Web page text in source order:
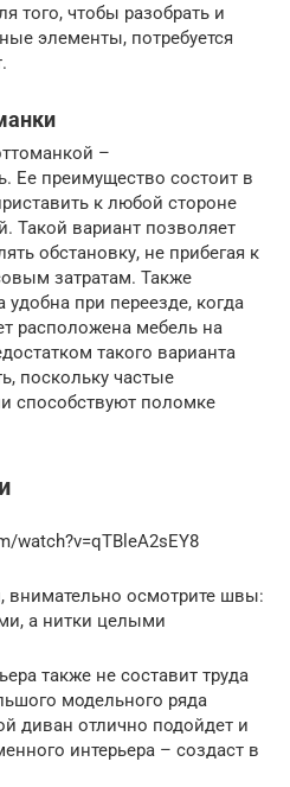
того, чтобы разобрать и
элементы, потребуется
–
Ее преимущество состоит в
к любой стороне
Такой вариант позволяет
обстановку, не прибегая к
затратам. Также
удобна при переезде, когда
расположена мебель на
такого варианта
поскольку частые
способствуют поломке
watch?v=qTBleA2sEY8
внимательно осмотрите швы:
а нитки целыми
также не составит труда
модельного ряда
диван отлично подойдет и
интерьера – создаст в